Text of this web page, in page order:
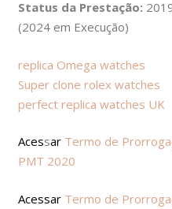
Status da Prestação:
(2024 em Execução)
replica Omega watches
Super clone rolex watches
perfect replica watches UK
Acessar Termo de
PMT 2020
Acessar Termo de